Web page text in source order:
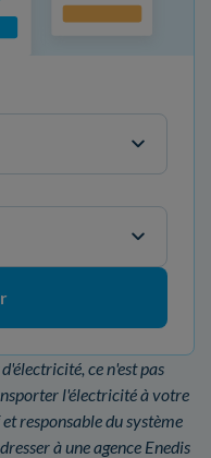
ce n'est pas
l'électricité à votre
responsable du système
à une agence Enedis